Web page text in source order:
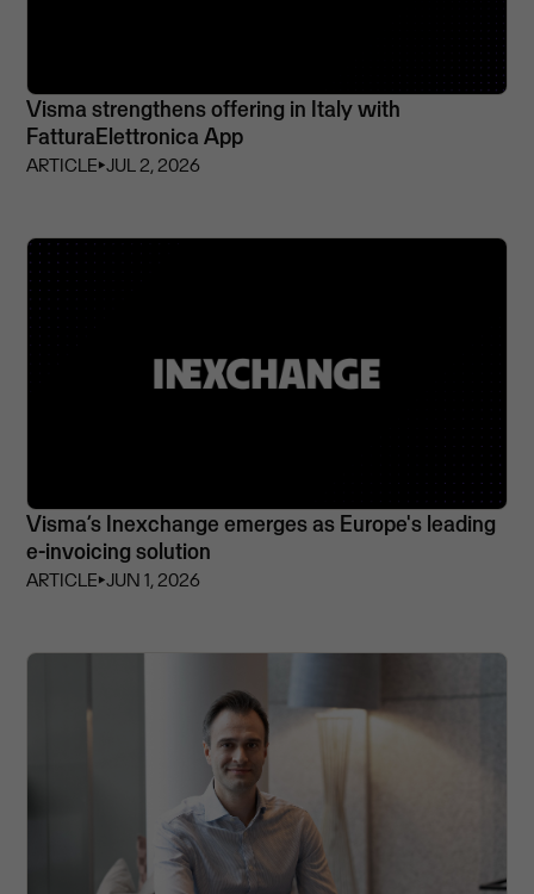
Visma strengthens offering in Italy with
FatturaElettronica App
ARTICLE⏵JUL 2, 2026
Visma’s Inexchange emerges as Europe's leading
e-invoicing solution
ARTICLE⏵JUN 1, 2026